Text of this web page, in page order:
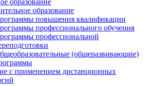
образование
образование
повышения квалификации
профессионального обучения
профессиональной
(общеразвивающие)
с применением дистанционных